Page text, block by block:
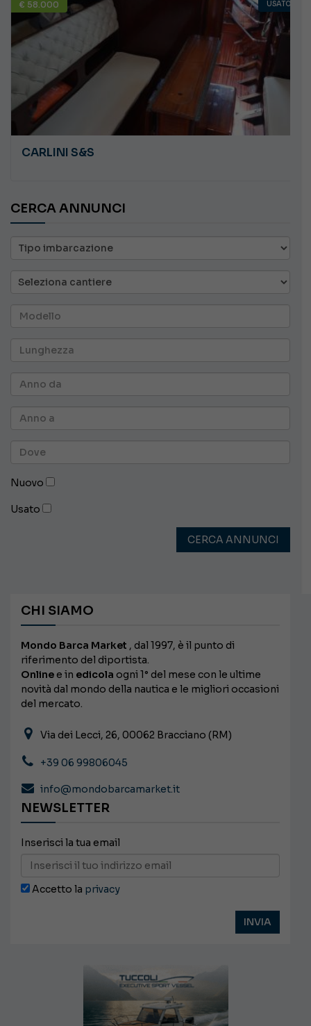
€ 58.000 USATO
CARLINI S&S
CERCA ANNUNCI
Nuovo
Usato
CERCA ANNUNCI
CHI SIAMO
Mondo Barca Market , dal 1997, è il punto di
riferimento del diportista.
Online e in edicola ogni 1° del mese con le ultime
novità dal mondo della nautica e le migliori occasioni
del mercato.
Via dei Lecci, 26, 00062 Bracciano (RM)
+39 06 99806045
info@mondobarcamarket.it
NEWSLETTER
Inserisci la tua email
Accetto la privacy